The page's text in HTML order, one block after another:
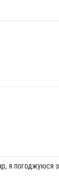
я погоджуюся з